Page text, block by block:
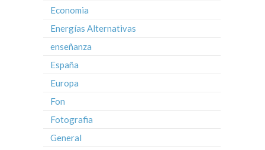
Economia
Energías Alternativas
enseñanza
España
Europa
Fon
Fotografia
General